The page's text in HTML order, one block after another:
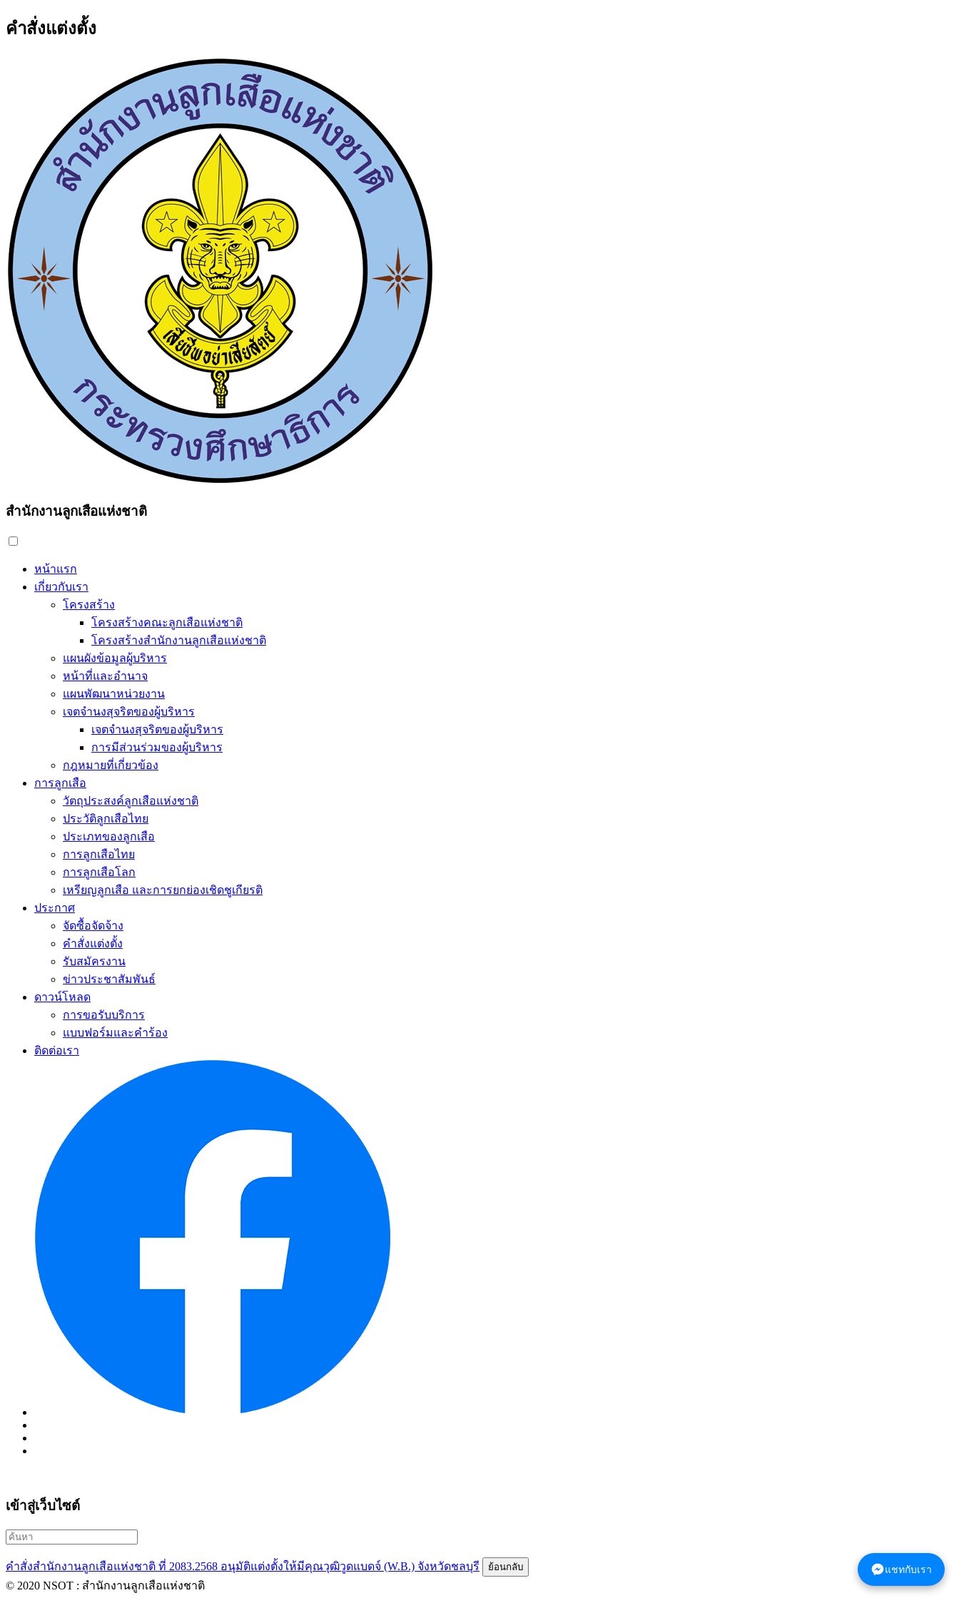
แชทกับเรา
คำสั่งแต่งตั้ง
สำนักงานลูกเสือแห่งชาติ
หน้าแรก
เกี่ยวกับเรา
โครงสร้าง
โครงสร้างคณะลูกเสือแห่งชาติ
โครงสร้างสำนักงานลูกเสือแห่งชาติ
แผนผังข้อมูลผู้บริหาร
หน้าที่และอำนาจ
แผนพัฒนาหน่วยงาน
เจตจำนงสุจริตของผู้บริหาร
เจตจำนงสุจริตของผู้บริหาร
การมีส่วนร่วมของผู้บริหาร
กฎหมายที่เกี่ยวข้อง
การลูกเสือ
วัตถุประสงค์ลูกเสือแห่งชาติ
ประวัติลูกเสือไทย
ประเภทของลูกเสือ
การลูกเสือไทย
การลูกเสือโลก
เหรียญลูกเสือ และการยกย่องเชิดชูเกียรติ
ประกาศ
จัดซื้อจัดจ้าง
คำสั่งแต่งตั้ง
รับสมัครงาน
ข่าวประชาสัมพันธ์
ดาวน์โหลด
การขอรับบริการ
แบบฟอร์มและคำร้อง
ติดต่อเรา
เข้าสู่เว็บไซต์
คำสั่งสำนักงานลูกเสือแห่งชาติ ที่ 2083.2568 อนุมัติแต่งตั้งให้มีคุณวุฒิวูดแบดจ์ (W.B.) จังหวัดชลบุรี
© 2020 NSOT : สำนักงานลูกเสือแห่งชาติ